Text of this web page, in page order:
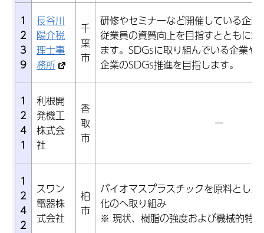
1
2
3
9
長谷川
陽介税
理士事
務所
千
葉
市
研修やセミナーなど開催している企
従業員の資質向上を目指すとともに
ます。SDGsに取り組んでいる企業や
企業のSDGs推進を目指します。
1
2
4
1
利根開
発機工
株式会
社
香
取
市
ー
1
2
4
2
スワン
電器株
式会社
柏
市
バイオマスプラスチックを原料とし
化のへ取り組み
※ 現状、樹脂の強度および機械的特